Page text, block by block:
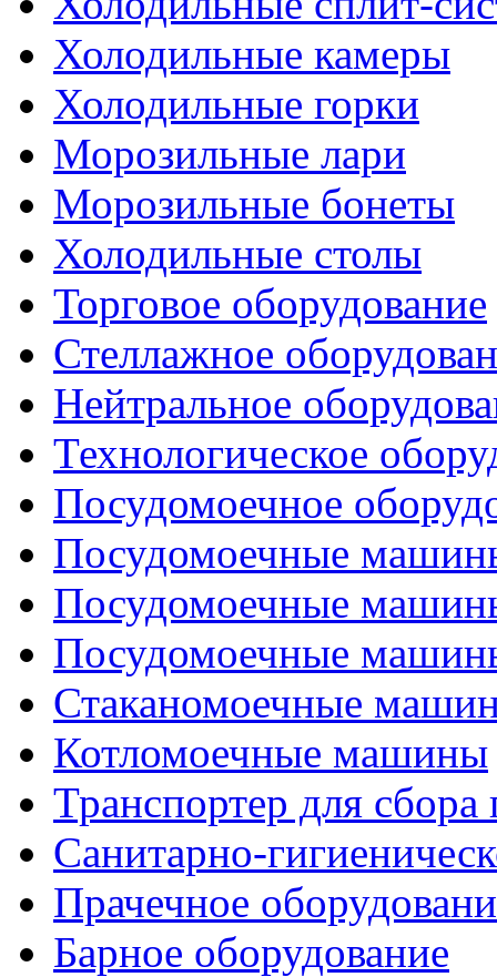
Холодильные камеры
Холодильные горки
Морозильные лари
Морозильные бонеты
Холодильные столы
Торговое оборудование
Стеллажное
Нейтральное
Технологическое
Посудомоечное
Посудомоечные
Посудомоечные
Посудомоечные
Стаканомоечные
Котломоечные машины
Транспортер для
Санитарно-
Прачечное
Барное оборудование